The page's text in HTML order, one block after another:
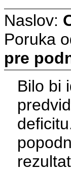
Naslov:
Poruka
pre
Bilo bi